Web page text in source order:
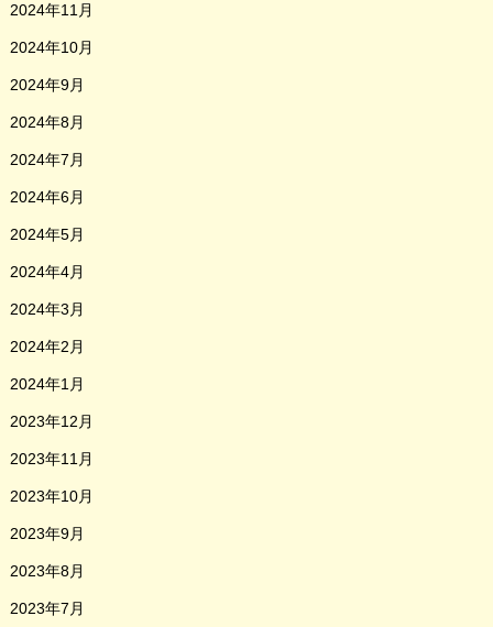
2024年11月
2024年10月
2024年9月
2024年8月
2024年7月
2024年6月
2024年5月
2024年4月
2024年3月
2024年2月
2024年1月
2023年12月
2023年11月
2023年10月
2023年9月
2023年8月
2023年7月